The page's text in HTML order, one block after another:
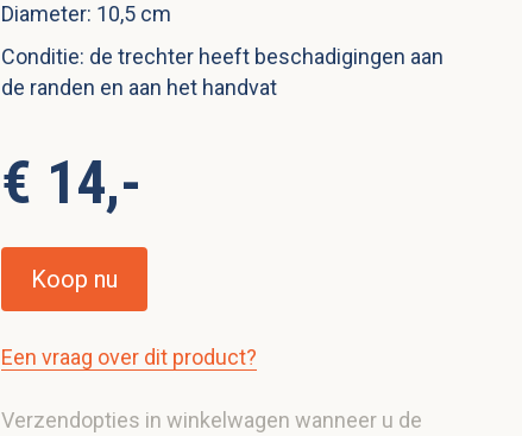
Diameter: 10,5 cm
Conditie: de trechter heeft beschadigingen aan
de randen en aan het handvat
€ 14,-
Koop nu
Een vraag over dit product?
Verzendopties in winkelwagen wanneer u de